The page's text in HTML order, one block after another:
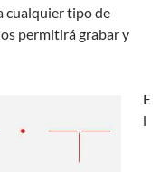
cualquier tipo de
permitirá grabar y
E
l